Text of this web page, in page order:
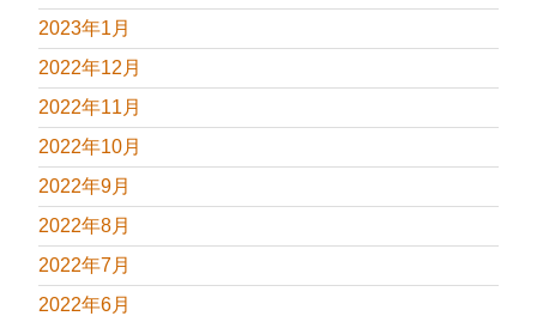
2023年1月
2022年12月
2022年11月
2022年10月
2022年9月
2022年8月
2022年7月
2022年6月